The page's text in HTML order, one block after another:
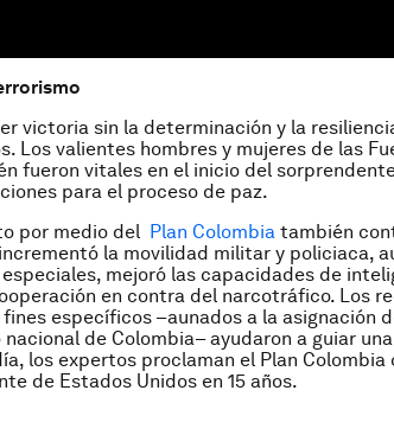
victoria sin la determinación y la
Los valientes hombres y mujeres de las
fueron vitales en el inicio del
para el proceso de paz.
por medio del Plan Colombia también
la movilidad militar y policiaca,
mejoró las capacidades de
en contra del narcotráfico. Los
específicos –aunados a la asignación
de Colombia– ayudaron a guiar
los expertos proclaman el Plan Colombia
de Estados Unidos en 15 años.